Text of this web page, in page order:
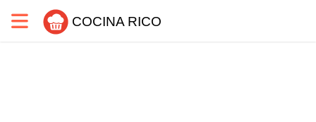
COCINA RICO